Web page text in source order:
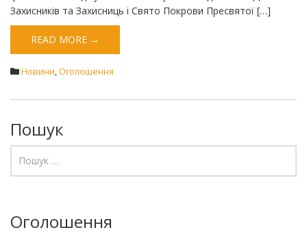
Захисників та Захисниць і Свято Покрови Пресвятої […]
READ MORE →
Новини,Оголошення
Пошук
Оголошення